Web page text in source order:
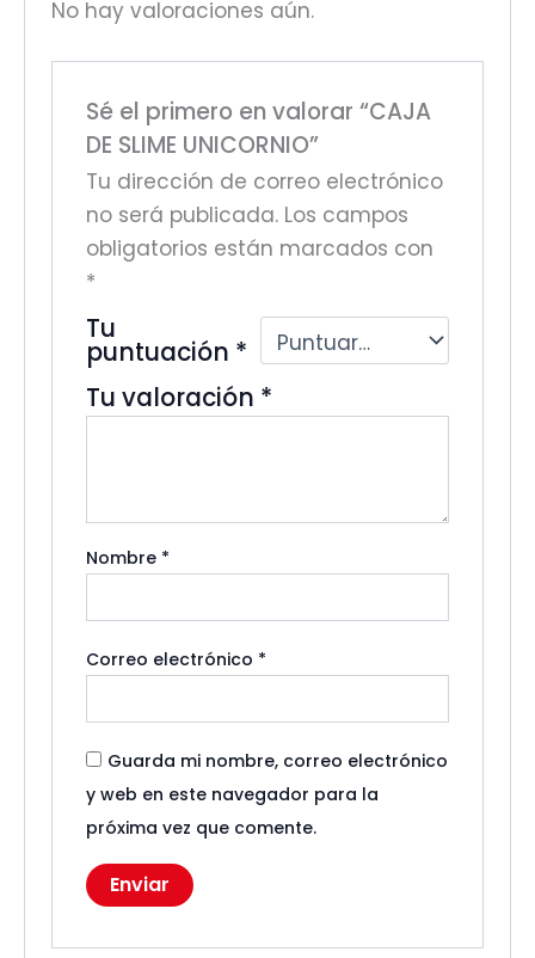
No hay valoraciones aún.
Sé el primero en valorar “CAJA
DE SLIME UNICORNIO”
Tu dirección de correo electrónico
no será publicada. Los campos
obligatorios están marcados con
*
Tu
puntuación *
Tu valoración *
Nombre *
Correo electrónico *
Guarda mi nombre, correo electrónico
y web en este navegador para la
próxima vez que comente.